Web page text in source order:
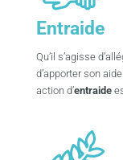
Entraide
Qu’il s’agisse
d’apporter son
action d’entraide